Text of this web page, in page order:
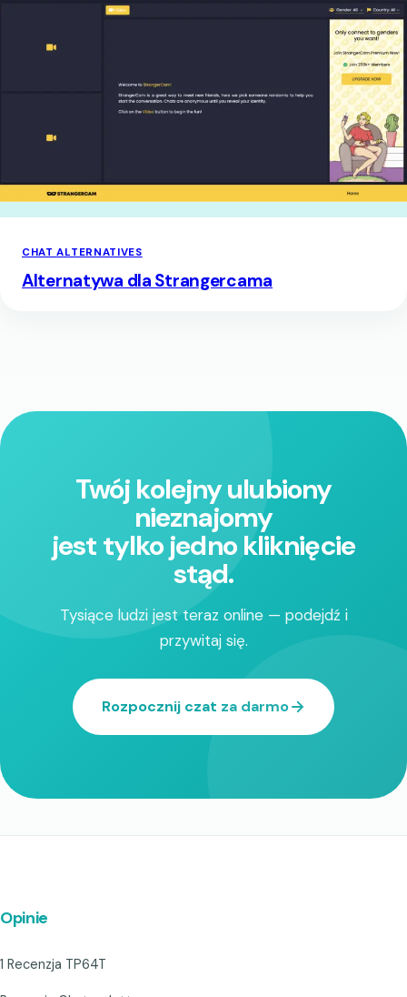
CHAT ALTERNATIVES
Alternatywa dla Strangercama
Twój kolejny ulubiony
nieznajomy
jest tylko jedno kliknięcie
stąd.
Tysiące ludzi jest teraz online — podejdź i
przywitaj się.
Rozpocznij czat za darmo
Opinie
1 Recenzja TP64T